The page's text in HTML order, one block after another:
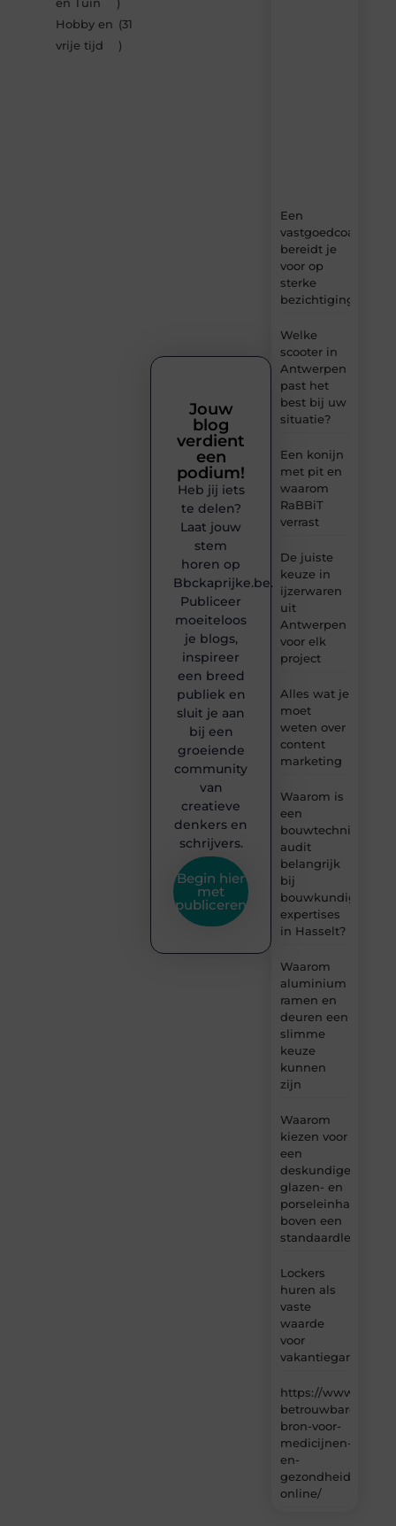
en Tuin
)
Hobby en
vrije tijd
(31
)
Een
vastgoedcoach
bereidt je
voor op
sterke
bezichtigingen
Welke
scooter in
Antwerpen
past het
best bij uw
situatie?
Een konijn
met pit en
waarom
RaBBiT
verrast
De juiste
keuze in
ijzerwaren
uit
Antwerpen
voor elk
project
Alles wat je
moet
weten over
content
marketing
Waarom is
een
bouwtechnische
audit
belangrijk
bij
bouwkundige
expertises
in Hasselt?
Waarom
aluminium
ramen en
deuren een
slimme
keuze
kunnen
zijn
Waarom
kiezen voor
een
deskundige
glazen- en
porseleinhandelaar
boven een
Lockers
huren als
vaste
waarde
voor
vakantiegangers
https://
betrouwbare-
bron-voor-
medicijnen-
en-
online/
Jouw
blog
verdient
een
podium!
Heb jij iets
te delen?
Laat jouw
stem
horen op
Bbckaprijke.be.
Publiceer
moeiteloos
je blogs,
inspireer
een breed
publiek en
sluit je aan
bij een
groeiende
community
van
creatieve
denkers en
schrijvers.
Begin hier
met
publiceren